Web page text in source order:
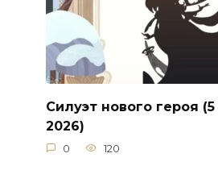
Силуэт нового героя (5
2026)
0 120